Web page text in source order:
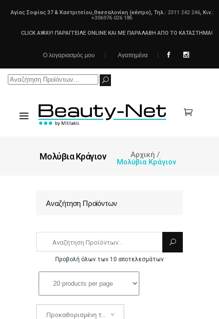
Αγίας Σοφίας 37 & Καστριτσίου,Θεσσαλονίκη (κέντρο), Τηλ.: 2311 242 246, Κιν.:
+306976 026 185
CLICK AWAY! ΠΑΡΑΓΓΕΙΛΕ ONLINE ΚΑΙ ΜΕ ΠΑΡΑΛΑΒΗ ΑΠΟ ΤΟ ΚΑΤΑΣΤΗΜΑ!
Ο λογαριασμός μου Αγαπημένα
Search
Μολύβια Κράγιον Αρχική /
Μολύβια Κράγιον
Αναζήτηση Προϊόντων
Προβολή όλων των 10 αποτελεσμάτων
Προκαθορισμένη ταξινόμηση